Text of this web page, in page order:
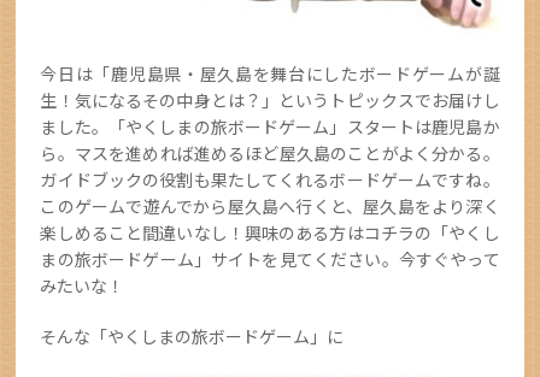
今日は「鹿児島県・屋久島を舞台にしたボードゲームが誕
生！気になるその中身とは？」というトピックスでお届けし
ました。「やくしまの旅ボードゲーム」スタートは鹿児島か
ら。マスを進めれば進めるほど屋久島のことがよく分かる。
ガイドブックの役割も果たしてくれるボードゲームですね。
このゲームで遊んでから屋久島へ行くと、屋久島をより深く
楽しめること間違いなし！興味のある方はコチラの「やくし
まの旅ボードゲーム」サイトを見てください。今すぐやって
みたいな！
そんな「やくしまの旅ボードゲーム」に